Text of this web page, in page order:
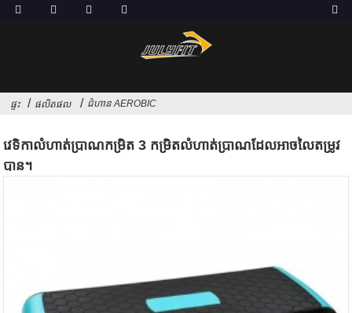
ផ្ទះ ផលិតផល ជំហាន AEROBIC
វេទិកាលំហាត់ប្រាណកម្រិត 3 កម្រិតលំហាត់ប្រាណដែលអាចលៃតម្រូវ
បាន។